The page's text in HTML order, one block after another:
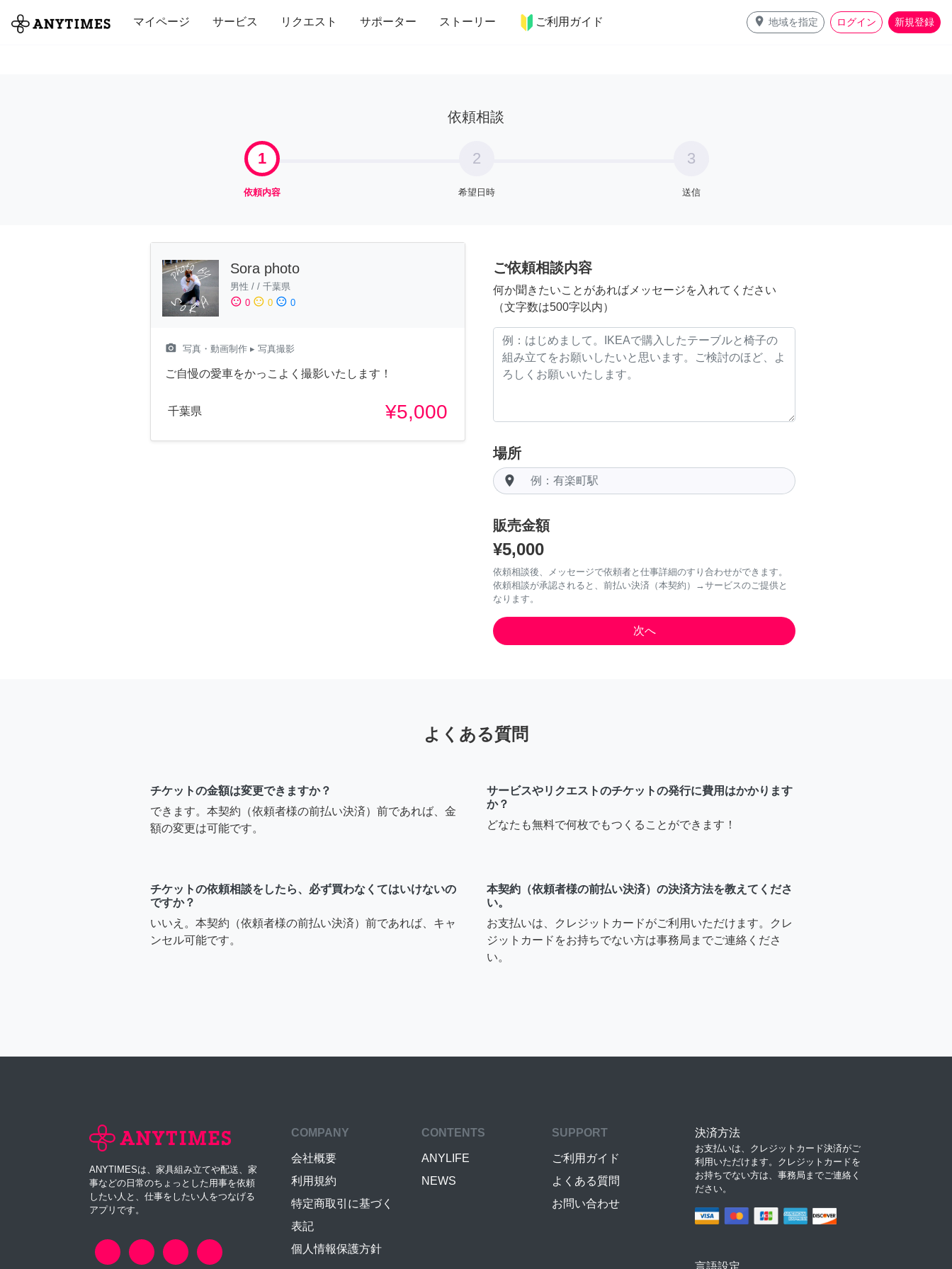
マイページ サービス リクエスト サポーター ストーリー ご利用ガイド place 地域を指定 ログイン 新規登録
全て 修理・組立 家事 引っ越し インテリア 趣味・習い事 ペット 料理
依頼相談
1
依頼内容
2
希望日時
3
送信
Sora photo
男性 / / 千葉県
sentiment_satisfied 0 sentiment_neutral 0 sentiment_dissatisfied 0
camera_alt 写真・動画制作 ▸ 写真撮影
ご自慢の愛車をかっこよく撮影いたします！
千葉県 ¥5,000
ご依頼相談内容
何か聞きたいことがあればメッセージを入れてください
（文字数は500字以内）
場所
room
販売金額
¥5,000
依頼相談後、メッセージで依頼者と仕事詳細のすり合わせができます。
依頼相談が承認されると、前払い決済（本契約）→サービスのご提供と
なります。
よくある質問
チケットの金額は変更できますか？
できます。本契約（依頼者様の前払い決済）前であれば、金
額の変更は可能です。
サービスやリクエストのチケットの発行に費用はかかります
か？
どなたも無料で何枚でもつくることができます！
チケットの依頼相談をしたら、必ず買わなくてはいけないの
ですか？
いいえ。本契約（依頼者様の前払い決済）前であれば、キャ
ンセル可能です。
本契約（依頼者様の前払い決済）の決済方法を教えてくださ
い。
お支払いは、クレジットカードがご利用いただけます。クレ
ジットカードをお持ちでない方は事務局までご連絡くださ
い。
ANYTIMESは、家具組み立てや配送、家
事などの日常のちょっとした用事を依頼
したい人と、仕事をしたい人をつなげる
アプリです。
COMPANY
会社概要
利用規約
特定商取引に基づく
表記
個人情報保護方針
CONTENTS
ANYLIFE
NEWS
SUPPORT
ご利用ガイド
よくある質問
お問い合わせ
決済方法
お支払いは、クレジットカード決済がご
利用いただけます。クレジットカードを
お持ちでない方は、事務局までご連絡く
ださい。
言語設定